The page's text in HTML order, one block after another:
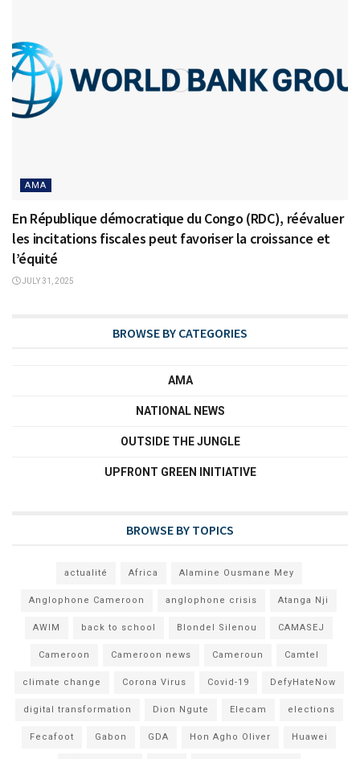
AMA
En République démocratique du Congo (RDC), réévaluer
les incitations fiscales peut favoriser la croissance et
l’équité
JULY 31, 2025
BROWSE BY CATEGORIES
AMA
NATIONAL NEWS
OUTSIDE THE JUNGLE
UPFRONT GREEN INITIATIVE
BROWSE BY TOPICS
actualité Africa Alamine Ousmane Mey
Anglophone Cameroon anglophone crisis Atanga Nji
AWIM back to school Blondel Silenou CAMASEJ
Cameroon Cameroon news Cameroun Camtel
climate change Corona Virus Covid-19 DefyHateNow
digital transformation Dion Ngute Elecam elections
Fecafoot Gabon GDA Hon Agho Oliver Huawei